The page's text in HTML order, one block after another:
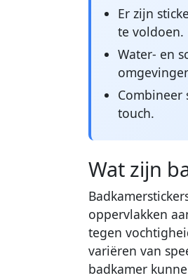
Er zijn
te voldoen.
Water- en
Combineer
touch.
Wat zijn
oppervlakken
tegen
variëren van
badkamer